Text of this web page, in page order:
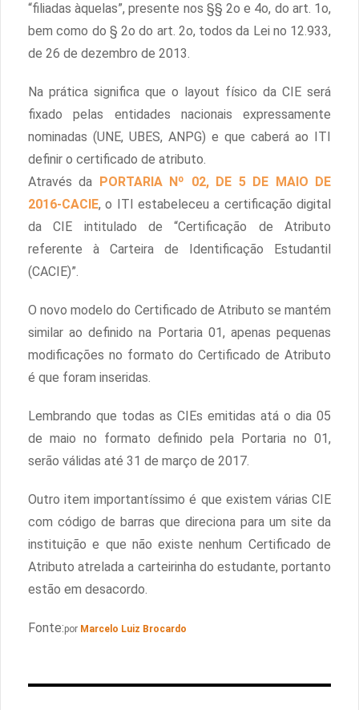
“filiadas àquelas”, presente nos §§ 2o e 4o, do art. 1o,
bem como do § 2o do art. 2o, todos da Lei no 12.933,
de 26 de dezembro de 2013.
Na prática significa que o layout físico da CIE será
fixado pelas entidades nacionais expressamente
nominadas (UNE, UBES, ANPG) e que caberá ao ITI
definir o certificado de atributo.
Através da PORTARIA Nº 02, DE 5 DE MAIO DE
2016-CACIE, o ITI estabeleceu a certificação digital
da CIE intitulado de “Certificação de Atributo
referente à Carteira de Identificação Estudantil
(CACIE)”.
O novo modelo do Certificado de Atributo se mantém
similar ao definido na Portaria 01, apenas pequenas
modificações no formato do Certificado de Atributo
é que foram inseridas.
Lembrando que todas as CIEs emitidas atá o dia 05
de maio no formato definido pela Portaria no 01,
serão válidas até 31 de março de 2017.
Outro item importantíssimo é que existem várias CIE
com código de barras que direciona para um site da
instituição e que não existe nenhum Certificado de
Atributo atrelada a carteirinha do estudante, portanto
estão em desacordo.
Fonte:por Marcelo Luiz Brocardo